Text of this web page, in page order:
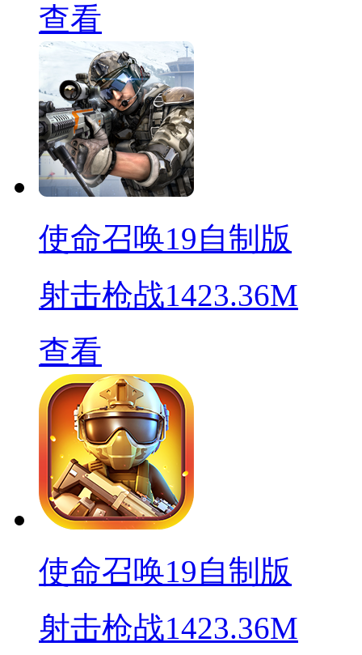
查看
使命召唤19自制版
射击枪战1423.36M
查看
使命召唤19自制版
射击枪战1423.36M